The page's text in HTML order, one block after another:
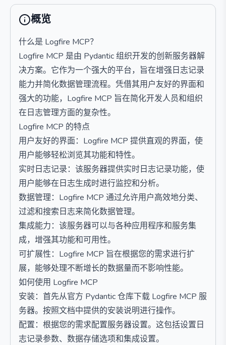
概览
什么是 Logfire MCP？
Logfire MCP 是由 Pydantic 组织开发的创新服务器解
决方案。它作为一个强大的平台，旨在增强日志记录
能力并简化数据管理流程。凭借其用户友好的界面和
强大的功能，Logfire MCP 旨在简化开发人员和组织
在日志管理方面的复杂性。
Logfire MCP 的特点
用户友好的界面：Logfire MCP 提供直观的界面，使
用户能够轻松浏览其功能和特性。
实时日志记录：该服务器提供实时日志记录功能，使
用户能够在日志生成时进行监控和分析。
数据管理：Logfire MCP 通过允许用户高效地分类、
过滤和搜索日志来简化数据管理。
集成能力：该服务器可以与各种应用程序和服务集
成，增强其功能和可用性。
可扩展性：Logfire MCP 旨在根据您的需求进行扩
展，能够处理不断增长的数据量而不影响性能。
如何使用 Logfire MCP
安装：首先从官方 Pydantic 仓库下载 Logfire MCP 服
务器。按照文档中提供的安装说明进行操作。
配置：根据您的需求配置服务器设置。这包括设置日
志记录参数、数据存储选项和集成设置。